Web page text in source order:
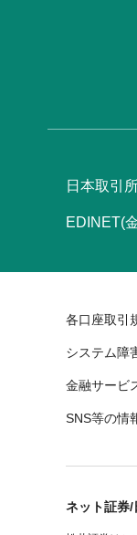
日本取引
EDINET(
各口座取引
システム障
金融サービ
SNS等の情
ネット証券